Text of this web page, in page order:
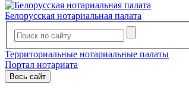
Белорусская нотариальная палата
Территориальные нотариальные палаты
Портал нотариата
Весь сайт